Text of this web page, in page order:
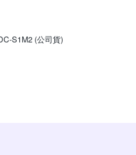
S1M2 (公司貨)